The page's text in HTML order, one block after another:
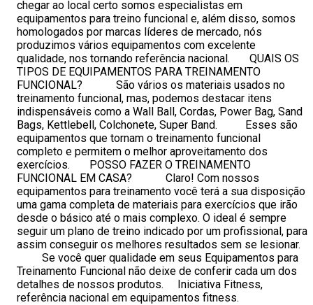
chegar ao local certo somos especialistas em
equipamentos para treino funcional e, além disso, somos
homologados por marcas líderes de mercado, nós
produzimos vários equipamentos com excelente
qualidade, nos tornando referência nacional. QUAIS OS
TIPOS DE EQUIPAMENTOS PARA TREINAMENTO
FUNCIONAL? São vários os materiais usados no
treinamento funcional, mas, podemos destacar itens
indispensáveis como a Wall Ball, Cordas, Power Bag, Sand
Bags, Kettlebell, Colchonete, Super Band. Esses são
equipamentos que tornam o treinamento funcional
completo e permitem o melhor aproveitamento dos
exercícios. POSSO FAZER O TREINAMENTO
FUNCIONAL EM CASA? Claro! Com nossos
equipamentos para treinamento você terá a sua disposição
uma gama completa de materiais para exercícios que irão
desde o básico até o mais complexo. O ideal é sempre
seguir um plano de treino indicado por um profissional, para
assim conseguir os melhores resultados sem se lesionar.
Se você quer qualidade em seus Equipamentos para
Treinamento Funcional não deixe de conferir cada um dos
detalhes de nossos produtos. Iniciativa Fitness,
referência nacional em equipamentos fitness.